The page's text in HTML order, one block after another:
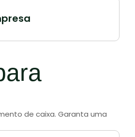
de caixa. Garanta uma